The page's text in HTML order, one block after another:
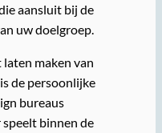
aansluit bij de
uw doelgroep.
maken van
de persoonlijke
bureaus
binnen de